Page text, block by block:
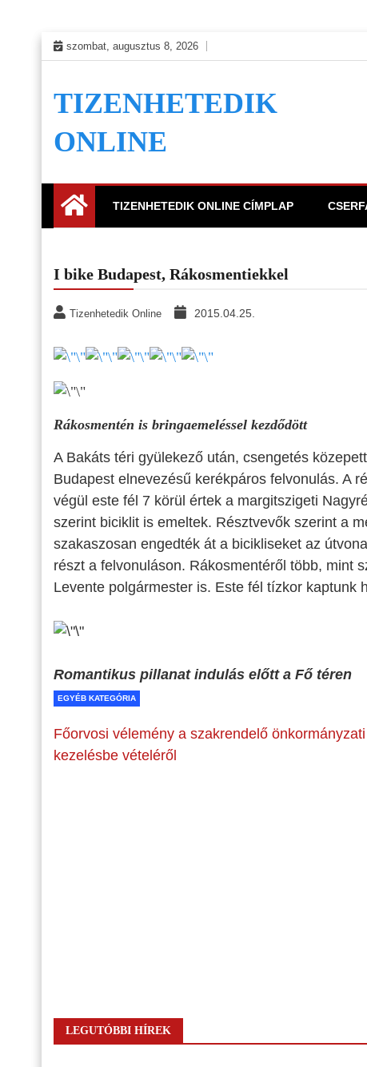
Skip
to
szombat, augusztus 8, 2026
TIZENHETEDIK
ONLINE
TIZENHETEDIK ONLINE CÍMPLAP
I bike Budapest, Rákosmentiekkel
Tizenhetedik Online 2015.04.25.
Rákosmentén is bringaemeléssel kezdődött
A Bakáts téri gyülekező után, csengetés
Budapest elnevezésű kerékpáros felvonulás. A
végül este fél 7 körül értek a margitszigeti
szerint biciklit is emeltek. Résztvevők szerint a
szakaszosan engedték át a bicikliseket az
részt a felvonuláson. Rákosmentéről több, mint
Levente polgármester is. Este fél tízkor kaptunk
Romantikus pillanat indulás előtt a Fő téren
EGYÉB KATEGÓRIA
Főorvosi vélemény a szakrendelő önkormányzati
kezelésbe vételéről
LEGUTÓBBI HÍREK